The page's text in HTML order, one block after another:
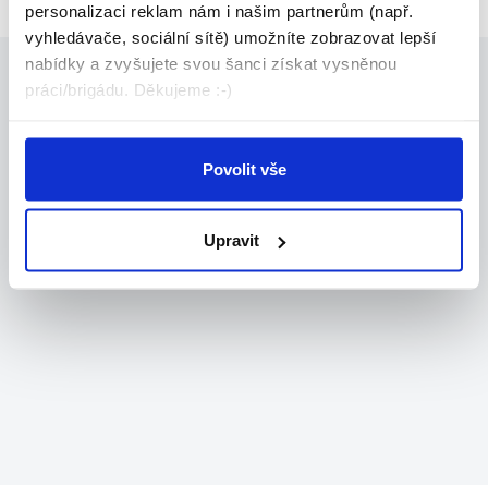
personalizaci reklam nám i našim partnerům (např.
vyhledávače, sociální sítě) umožníte zobrazovat lepší
nabídky a zvyšujete svou šanci získat vysněnou
práci/brigádu. Děkujeme :-)
Povolit vše
Upravit